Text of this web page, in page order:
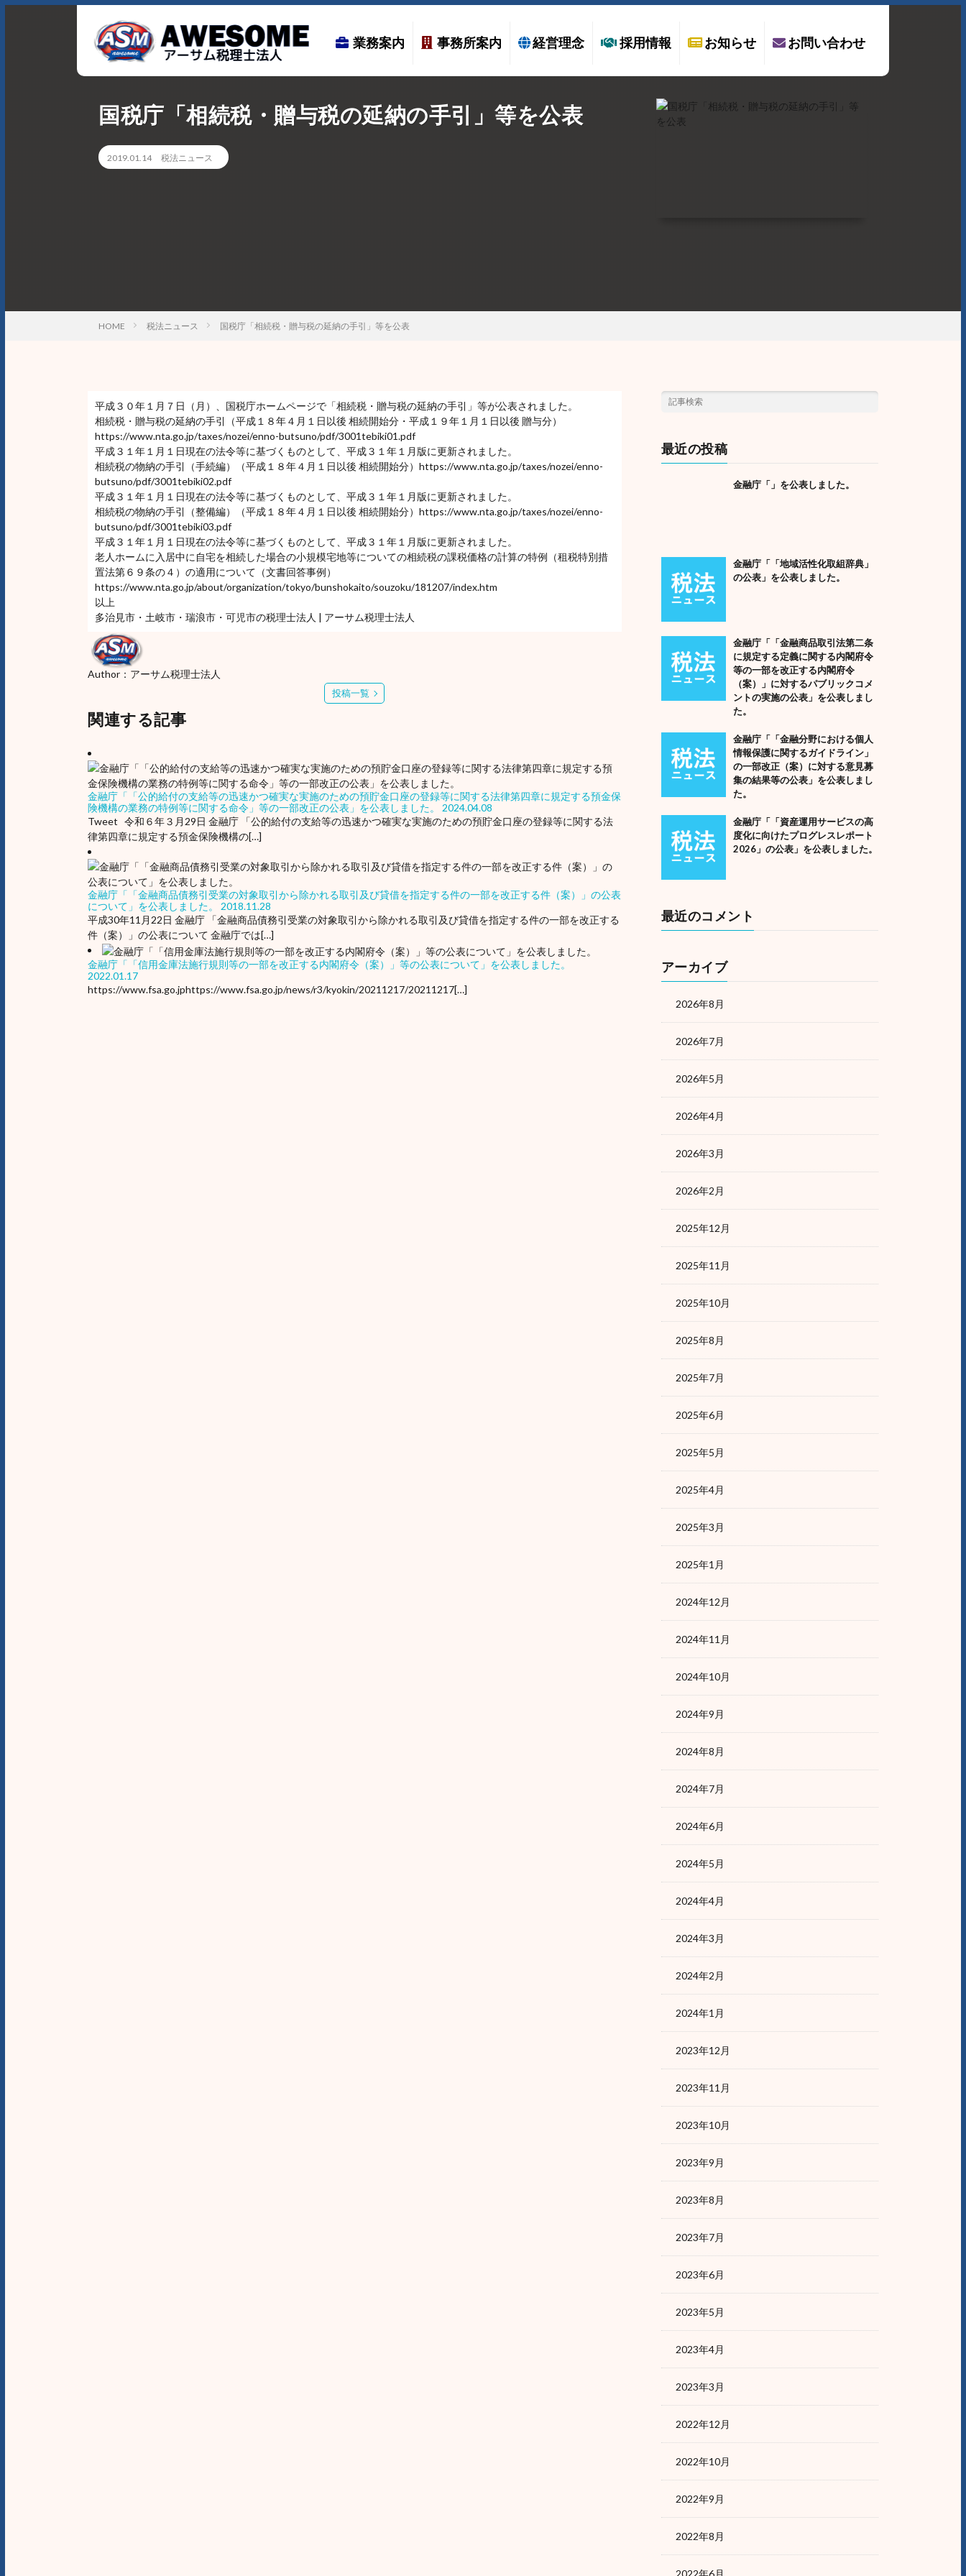
市・土岐市） -地域No1 の税理士法人 アーサム税理士法人 –
らゆるシーンで お客様のビジネスを総合的にサポートいた
業務案内 事務所案内 経営理念 採用情報 お知らせ お問い合わせ
国税庁「相続税・贈与税の延納の手引」等を公表
2019.01.14 税法ニュース
HOME 税法ニュース 国税庁「相続税・贈与税の延納の手引」等を公表
平成３０年１月７日（月）、国税庁ホームページで「相続税・贈与税の延納の手引」等が公表されました。
相続税・贈与税の延納の手引（平成１８年４月１日以後 相続開始分・平成１９年１月１日以後 贈与分）
https://www.nta.go.jp/taxes/nozei/enno-butsuno/pdf/3001tebiki01.pdf
平成３１年１月１日現在の法令等に基づくものとして、平成３１年１月版に更新されました。
相続税の物納の手引（手続編）（平成１８年４月１日以後 相続開始分）https://www.nta.go.jp/taxes/nozei/enno-
butsuno/pdf/3001tebiki02.pdf
平成３１年１月１日現在の法令等に基づくものとして、平成３１年１月版に更新されました。
相続税の物納の手引（整備編）（平成１８年４月１日以後 相続開始分）https://www.nta.go.jp/taxes/nozei/enno-
butsuno/pdf/3001tebiki03.pdf
平成３１年１月１日現在の法令等に基づくものとして、平成３１年１月版に更新されました。
老人ホームに入居中に自宅を相続した場合の小規模宅地等についての相続税の課税価格の計算の特例（租税特別措
置法第６９条の４）の適用について（文書回答事例）
https://www.nta.go.jp/about/organization/tokyo/bunshokaito/souzoku/181207/index.htm
以上
多治見市・土岐市・瑞浪市・可児市の税理士法人 | アーサム税理士法人
Author：アーサム税理士法人
投稿一覧
関連する記事
金融庁「「公的給付の支給等の迅速かつ確実な実施のための預貯金口座の登録等に関する法律第四章に規定する預金保
険機構の業務の特例等に関する命令」等の一部改正の公表」を公表しました。
2024.04.08
Tweet 令和６年３月29日 金融庁 「公的給付の支給等の迅速かつ確実な実施のための預貯金口座の登録等に関する法
律第四章に規定する預金保険機構の[…]
金融庁「「金融商品債務引受業の対象取引から除かれる取引及び貸借を指定する件の一部を改正する件（案）」の公表
について」を公表しました。
2018.11.28
平成30年11月22日 金融庁 「金融商品債務引受業の対象取引から除かれる取引及び貸借を指定する件の一部を改正する
件（案）」の公表について 金融庁では[…]
金融庁「「信用金庫法施行規則等の一部を改正する内閣府令（案）」等の公表について」を公表しました。
2022.01.17
https://www.fsa.go.jphttps://www.fsa.go.jp/news/r3/kyokin/20211217/20211217[…]
最近の投稿
金融庁「」を公表しました。
金融庁「「地域活性化取組辞典」
の公表」を公表しました。
金融庁「「金融商品取引法第二条
に規定する定義に関する内閣府令
等の一部を改正する内閣府令
（案）」に対するパブリックコメ
ントの実施の公表」を公表しまし
た。
金融庁「「金融分野における個人
情報保護に関するガイドライン」
の一部改正（案）に対する意見募
集の結果等の公表」を公表しまし
た。
金融庁「「資産運用サービスの高
度化に向けたプログレスレポート
2026」の公表」を公表しました。
最近のコメント
アーカイブ
2026年8月
2026年7月
2026年5月
2026年4月
2026年3月
2026年2月
2025年12月
2025年11月
2025年10月
2025年8月
2025年7月
2025年6月
2025年5月
2025年4月
2025年3月
2025年1月
2024年12月
2024年11月
2024年10月
2024年9月
2024年8月
2024年7月
2024年6月
2024年5月
2024年4月
2024年3月
2024年2月
2024年1月
2023年12月
2023年11月
2023年10月
2023年9月
2023年8月
2023年7月
2023年6月
2023年5月
2023年4月
2023年3月
2022年12月
2022年10月
2022年9月
2022年8月
2022年6月